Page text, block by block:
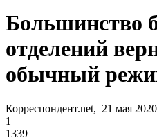
Большинство
отделений
обычный
Корреспондент.net, 21 мая
1
1339